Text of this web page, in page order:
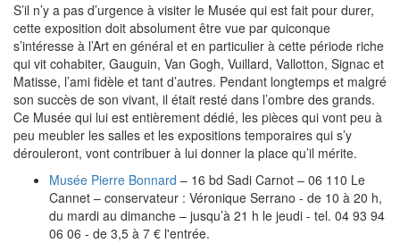
S’il n’y a pas d’urgence à visiter le Musée qui est fait pour durer,
cette exposition doit absolument être vue par quiconque
s’intéresse à l’Art en général et en particulier à cette période riche
qui vit cohabiter, Gauguin, Van Gogh, Vuillard, Vallotton, Signac et
Matisse, l’ami fidèle et tant d’autres. Pendant longtemps et malgré
son succès de son vivant, il était resté dans l’ombre des grands.
Ce Musée qui lui est entièrement dédié, les pièces qui vont peu à
peu meubler les salles et les expositions temporaires qui s’y
dérouleront, vont contribuer à lui donner la place qu’il mérite.
Musée Pierre Bonnard – 16 bd Sadi Carnot – 06 110 Le
Cannet – conservateur : Véronique Serrano - de 10 à 20 h,
du mardi au dimanche – jusqu’à 21 h le jeudi - tel. 04 93 94
06 06 - de 3,5 à 7 € l'entrée.